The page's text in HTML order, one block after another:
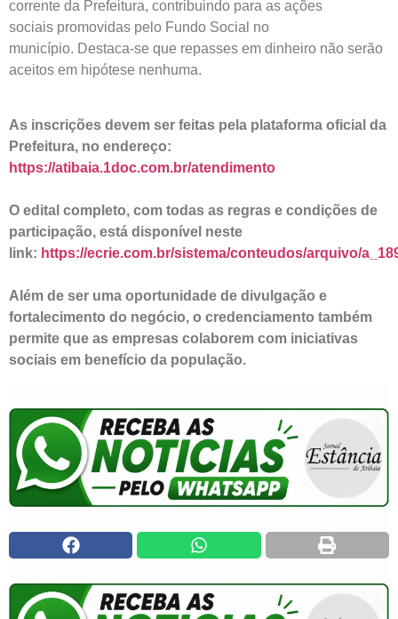
corrente da Prefeitura, contribuindo para as ações
sociais promovidas pelo Fundo Social no
município. Destaca-se que repasses em dinheiro não serão
aceitos em hipótese nenhuma.
As inscrições devem ser feitas pela plataforma oficial da
Prefeitura, no endereço:
https://atibaia.1doc.com.br/atendimento
O edital completo, com todas as regras e condições de
participação, está disponível neste
link: https://ecrie.com.br/sistema/conteudos/arquivo/
Além de ser uma oportunidade de divulgação e
fortalecimento do negócio, o credenciamento também
permite que as empresas colaborem com iniciativas
sociais em benefício da população.